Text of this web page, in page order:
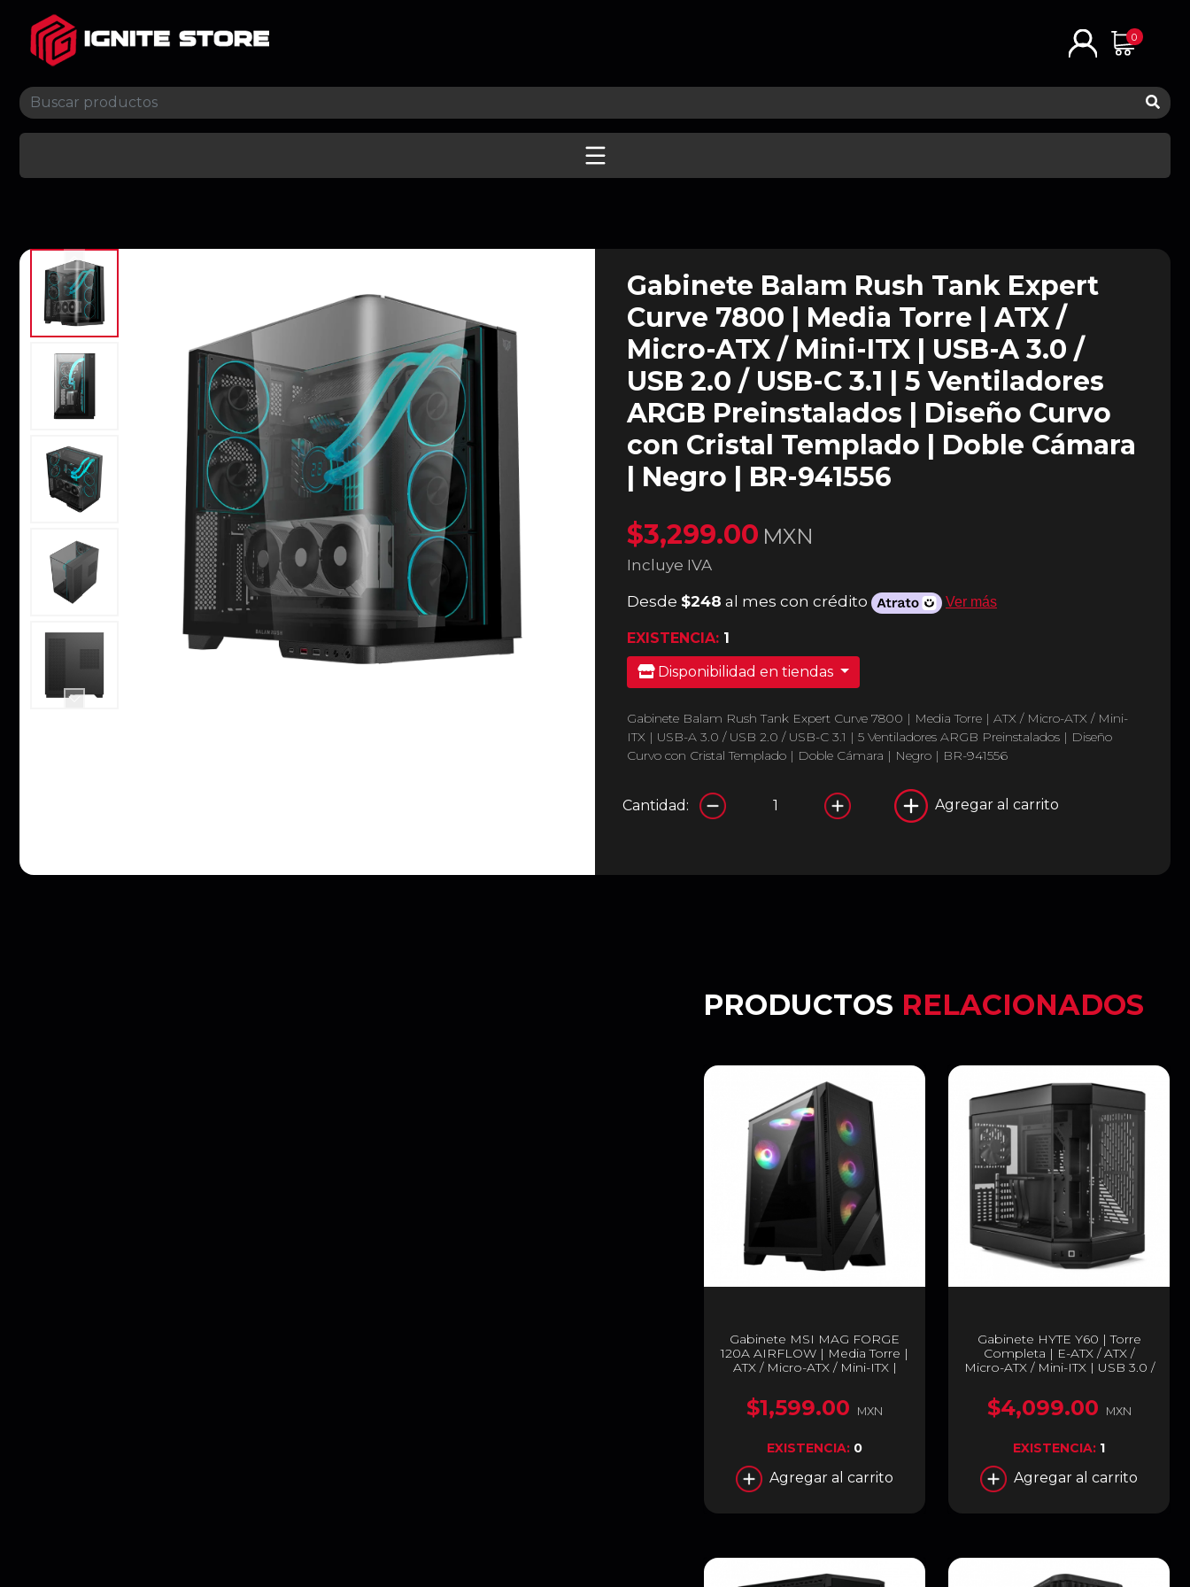
0
Gabinete Balam Rush Tank Expert
Curve 7800 | Media Torre | ATX /
Micro-ATX / Mini-ITX | USB-A 3.0 /
USB 2.0 / USB-C 3.1 | 5 Ventiladores
ARGB Preinstalados | Diseño Curvo
con Cristal Templado | Doble Cámara
| Negro | BR-941556
$3,299.00 MXN
Incluye IVA
Desde $248 al mes con crédito Ver más
EXISTENCIA: 1
Disponibilidad en tiendas
Gabinete Balam Rush Tank Expert Curve 7800 | Media Torre | ATX / Micro-ATX / Mini-
ITX | USB-A 3.0 / USB 2.0 / USB-C 3.1 | 5 Ventiladores ARGB Preinstalados | Diseño
Curvo con Cristal Templado | Doble Cámara | Negro | BR-941556
Cantidad: Agregar al carrito
PRODUCTOS RELACIONADOS
Gabinete MSI MAG FORGE
120A AIRFLOW | Media Torre |
ATX / Micro-ATX / Mini-ITX |
MAG FORGE 120A AIRFLOW
$1,599.00 MXN
EXISTENCIA: 0
Agregar al carrito
Gabinete HYTE Y60 | Torre
Completa | E-ATX / ATX /
Micro-ATX / Mini-ITX | USB 3.0 /
Panorámico | Negro (Pitch
Black) | CS-HYTE-Y60-B
$4,099.00 MXN
EXISTENCIA: 1
Agregar al carrito